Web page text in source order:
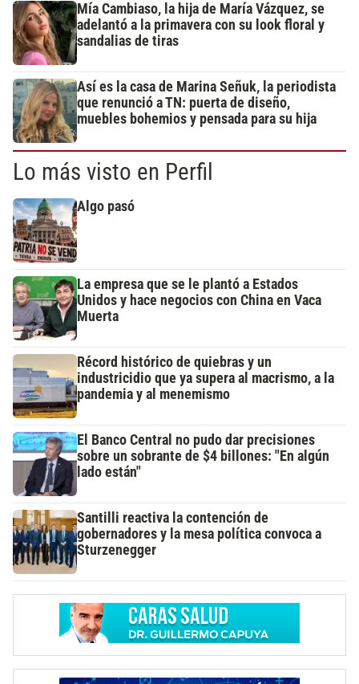
Mía Cambiaso, la hija de María Vázquez, se
adelantó a la primavera con su look floral y
sandalias de tiras
Así es la casa de Marina Señuk, la periodista
que renunció a TN: puerta de diseño,
muebles bohemios y pensada para su hija
Lo más visto en Perfil
Algo pasó
La empresa que se le plantó a Estados
Unidos y hace negocios con China en Vaca
Muerta
Récord histórico de quiebras y un
industricidio que ya supera al macrismo, a la
pandemia y al menemismo
El Banco Central no pudo dar precisiones
sobre un sobrante de $4 billones: "En algún
lado están"
Santilli reactiva la contención de
gobernadores y la mesa política convoca a
Sturzenegger